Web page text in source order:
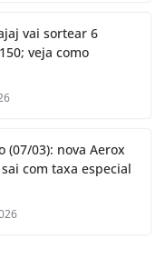
vai sortear 6
veja como
(07/03): nova Aerox
com taxa especial